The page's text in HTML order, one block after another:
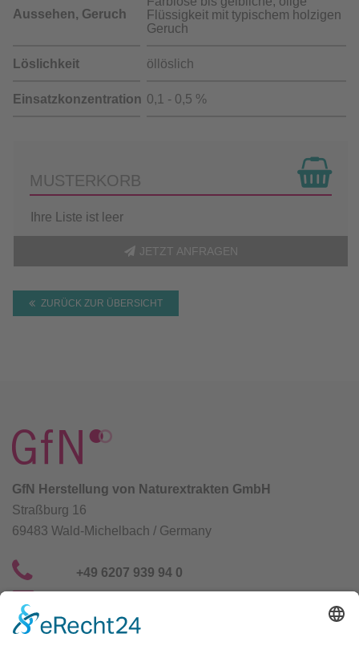
Aussehen, Geruch
Flüssigkeit mit typischem holzigen
Geruch
Löslichkeit öllöslich
Einsatzkonzentration 0,1 - 0,5 %
MUSTERKORB
Ihre Liste ist leer
JETZT ANFRAGEN
ZURÜCK ZUR ÜBERSICHT
GfN Herstellung von Naturextrakten GmbH
Straßburg 16
69483 Wald-Michelbach / Germany
+49 6207 939 94 0